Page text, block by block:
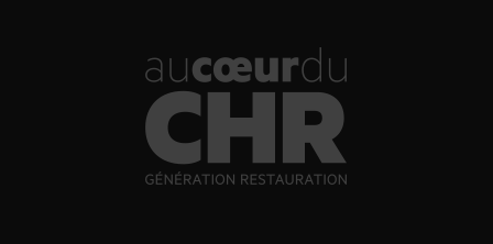
C’était une transition. On voulait attirer les gens dans
le végétal sans les braquer», explique le couple.
Peu à peu pourtant, leur inspiration change. Les